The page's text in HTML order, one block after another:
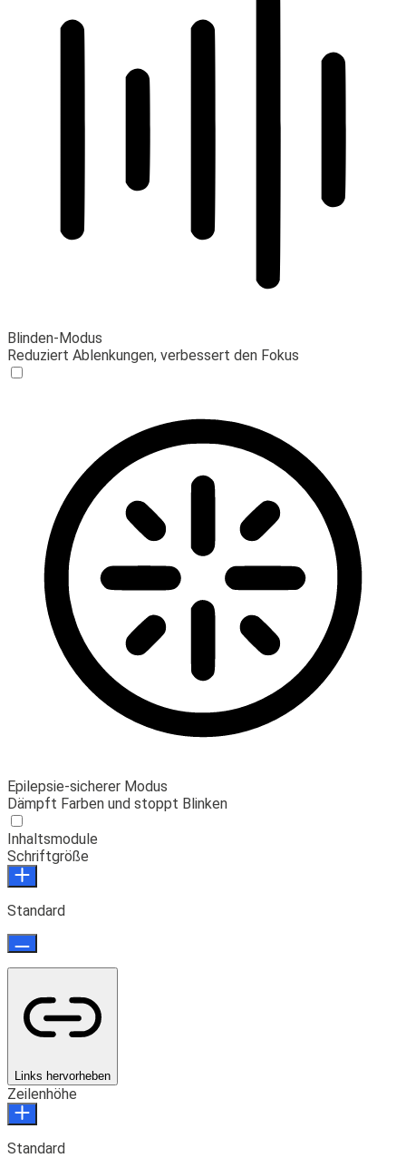
Blinden-Modus
Reduziert Ablenkungen, verbessert den Fokus
Epilepsie-sicherer Modus
Dämpft Farben und stoppt Blinken
Inhaltsmodule
Schriftgröße
Standard
Links hervorheben
Zeilenhöhe
Standard